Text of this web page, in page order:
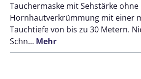
Tauchermaske mit Sehstärke ohne
Hornhautverkrümmung mit einer
Tauchtiefe von bis zu 30 Metern.
Schn… Mehr